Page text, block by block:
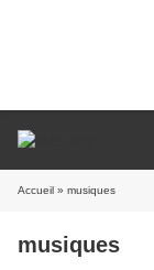
Accueil » musiques
musiques